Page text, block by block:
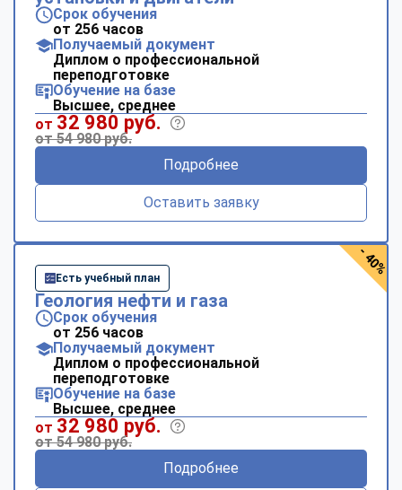
Срок обучения
от 256 часов
Получаемый документ
Диплом о профессиональной
переподготовке
Обучение на базе
Высшее, среднее
от 32 980 руб.
от 54 980 руб.
Подробнее
Оставить заявку
Есть учебный план
Геология нефти и газа
Срок обучения
от 256 часов
Получаемый документ
Диплом о профессиональной
переподготовке
Обучение на базе
Высшее, среднее
от 32 980 руб.
от 54 980 руб.
Подробнее
- 40%